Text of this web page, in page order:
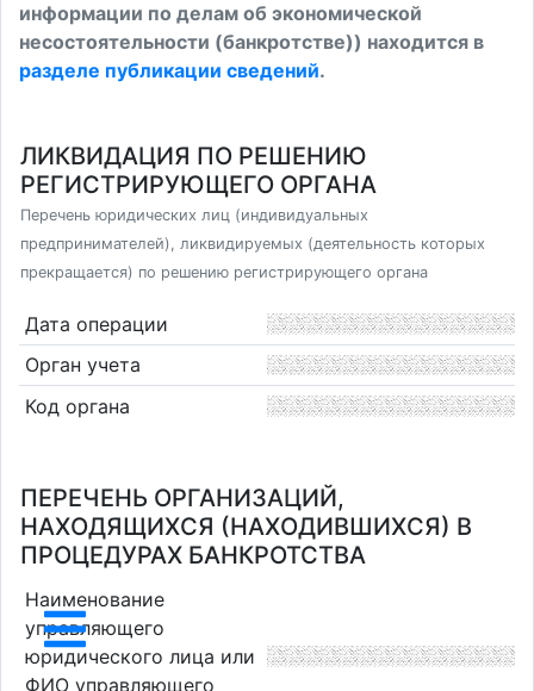
информации по делам об экономической
несостоятельности (банкротстве)) находится в
разделе публикации сведений.
ЛИКВИДАЦИЯ ПО РЕШЕНИЮ
РЕГИСТРИРУЮЩЕГО ОРГАНА
Перечень юридических лиц (индивидуальных
предпринимателей), ликвидируемых (деятельность которых
прекращается) по решению регистрирующего органа
Дата операции
Орган учета
Код органа
ПЕРЕЧЕНЬ ОРГАНИЗАЦИЙ,
НАХОДЯЩИХСЯ (НАХОДИВШИХСЯ) В
ПРОЦЕДУРАХ БАНКРОТСТВА
Наименование
управляющего
юридического лица или
ФИО управляющего